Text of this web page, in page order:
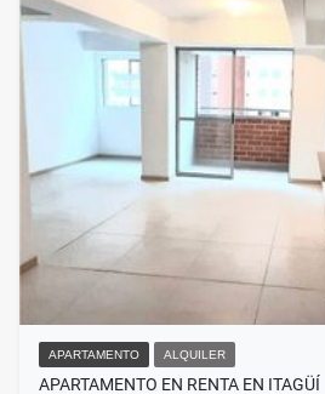
APARTAMENTO ALQUILER
APARTAMENTO EN RENTA EN ITAGÜÍ